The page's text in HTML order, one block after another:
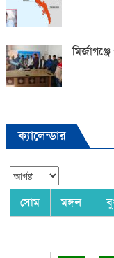
ক্যালেন্ডার
সোম মঙ্গল